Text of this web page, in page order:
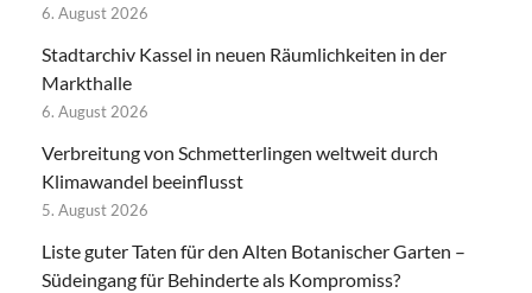
6. August 2026
Stadtarchiv Kassel in neuen Räumlichkeiten in der
Markthalle
6. August 2026
Verbreitung von Schmetterlingen weltweit durch
Klimawandel beeinflusst
5. August 2026
Liste guter Taten für den Alten Botanischer Garten –
Südeingang für Behinderte als Kompromiss?